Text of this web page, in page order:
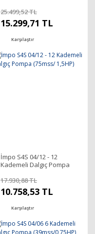
25.499,52 TL
15.299,71 TL
Karşılaştır
İmpo S4S 04/12 - 12
Kademeli Dalgıç Pompa
17.930,88 TL
10.758,53 TL
Karşılaştır